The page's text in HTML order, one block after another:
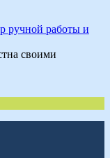
ручной работы и
своими